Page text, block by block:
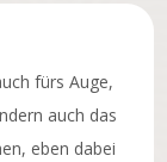
fürs Auge,
auch das
eben dabei